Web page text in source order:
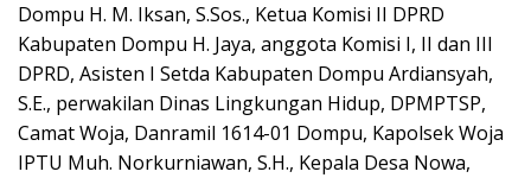
Dompu H. M. Iksan, S.Sos., Ketua Komisi II DPRD
Kabupaten Dompu H. Jaya, anggota Komisi I, II dan III
DPRD, Asisten I Setda Kabupaten Dompu Ardiansyah,
S.E., perwakilan Dinas Lingkungan Hidup, DPMPTSP,
Camat Woja, Danramil 1614-01 Dompu, Kapolsek Woja
IPTU Muh. Norkurniawan, S.H., Kepala Desa Nowa,